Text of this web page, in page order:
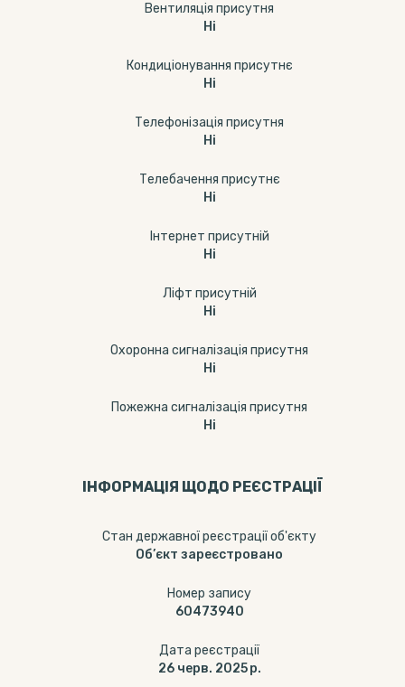
Вентиляція присутня
Ні
Кондиціонування присутнє
Ні
Телефонізація присутня
Ні
Телебачення присутнє
Ні
Інтернет присутній
Ні
Ліфт присутній
Ні
Охоронна сигналізація присутня
Ні
Пожежна сигналізація присутня
Ні
ІНФОРМАЦІЯ ЩОДО РЕЄСТРАЦІЇ
Стан державної реєстрації об'єкту
Об’єкт зареєстровано
Номер запису
60473940
Дата реєстрації
26 черв. 2025 р.